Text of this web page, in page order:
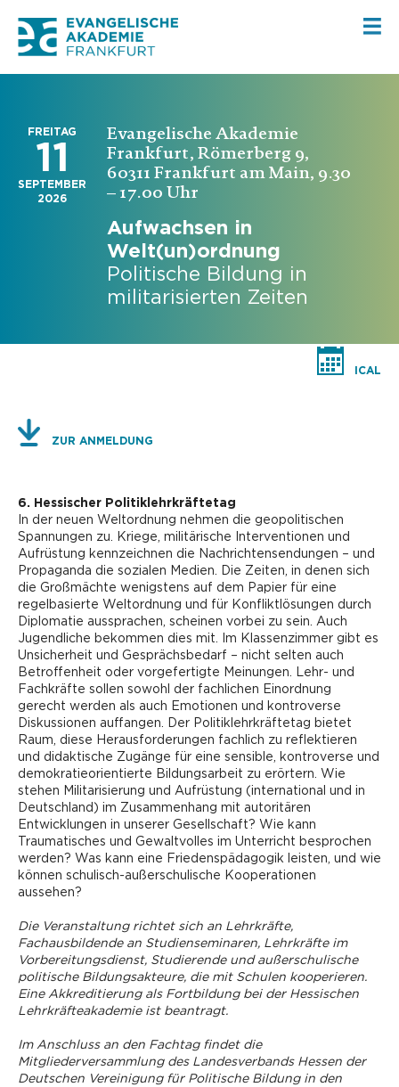
FREITAG
11
SEPTEMBER
2026
Evangelische Akademie
Frankfurt, Römerberg 9,
60311 Frankfurt am Main, 9.30
– 17.00 Uhr
Aufwachsen in
Welt(un)ordnung
Politische Bildung in
militarisierten Zeiten
ICAL
ZUR ANMELDUNG
6. Hessischer Politiklehrkräftetag
In der neuen Weltordnung nehmen die geopolitischen
Spannungen zu. Kriege, militärische Interventionen und
Aufrüstung kennzeichnen die Nachrichtensendungen – und
Propaganda die sozialen Medien. Die Zeiten, in denen sich
die Großmächte wenigstens auf dem Papier für eine
regelbasierte Weltordnung und für Konfliktlösungen durch
Diplomatie aussprachen, scheinen vorbei zu sein. Auch
Jugendliche bekommen dies mit. Im Klassenzimmer gibt es
Unsicherheit und Gesprächsbedarf – nicht selten auch
Betroffenheit oder vorgefertigte Meinungen. Lehr- und
Fachkräfte sollen sowohl der fachlichen Einordnung
gerecht werden als auch Emotionen und kontroverse
Diskussionen auffangen. Der Politiklehrkräftetag bietet
Raum, diese Herausforderungen fachlich zu reflektieren
und didaktische Zugänge für eine sensible, kontroverse und
demokratieorientierte Bildungsarbeit zu erörtern. Wie
stehen Militarisierung und Aufrüstung (international und in
Deutschland) im Zusammenhang mit autoritären
Entwicklungen in unserer Gesellschaft? Wie kann
Traumatisches und Gewaltvolles im Unterricht besprochen
werden? Was kann eine Friedenspädagogik leisten, und wie
können schulisch-außerschulische Kooperationen
aussehen?
Die Veranstaltung richtet sich an Lehrkräfte,
Fachausbildende an Studienseminaren, Lehrkräfte im
Vorbereitungsdienst, ­Studierende und außerschulische
politische Bildungsakteure, die mit Schulen kooperieren.
Eine Akkreditierung als Fortbildung bei der Hessischen
Lehrkräfteakademie ist beantragt.
Im Anschluss an den Fachtag findet die
Mitgliederversammlung des Landesverbands Hessen der
Deutschen Vereinigung für Politische Bildung in den